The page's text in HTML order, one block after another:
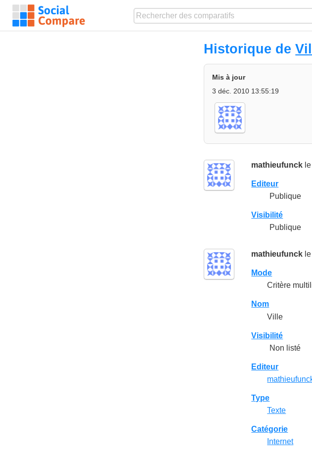
Historique de
Mis à jour
3 déc. 2010 13:55:19
mathieufunck
Editeur
Publique
Visibilité
Publique
mathieufunck
Mode
Critère
Nom
Ville
Visibilité
Non listé
Editeur
Type
Texte
Catégorie
Internet